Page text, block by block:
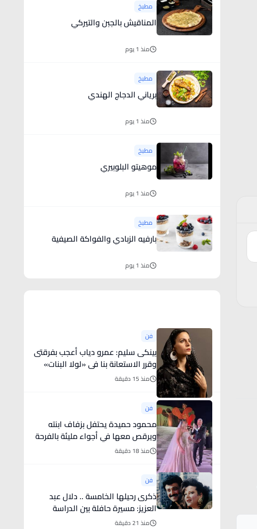
مطبخ
المناقيش بالجبن والتيركي
منذ 1 يوم
مطبخ
برياني الدجاج الهندي
منذ 1 يوم
مطبخ
موهيتو البلوبيري
منذ 1 يوم
مطبخ
بارفيه الزبادي والفواكة الصيفية
منذ 1 يوم
فن
بينكى سليم: عمرو دياب أعجب بفرقتى
وقرر الاستعانة بنا فى «لولا البنات»
منذ 15 دقيقة
فن
محمود حميدة يحتفل بزفاف ابنته
ويرقص معها في أجواء مليئة بالفرحة
.. منذ 18 دقيقة
فن
ذكرى رحيلها الخامسة .. دلال عبد
العزيز: مسيرة حافلة بين الدراسة
والمسرح
منذ 21 دقيقة